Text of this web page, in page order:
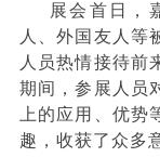
展会首日，
人、外国友人等
人员热情接待前
期间，参展人员
上的应用、优
趣，收获了众多